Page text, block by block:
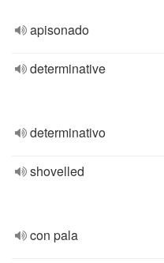
apisonado
determinative
determinativo
shovelled
con pala